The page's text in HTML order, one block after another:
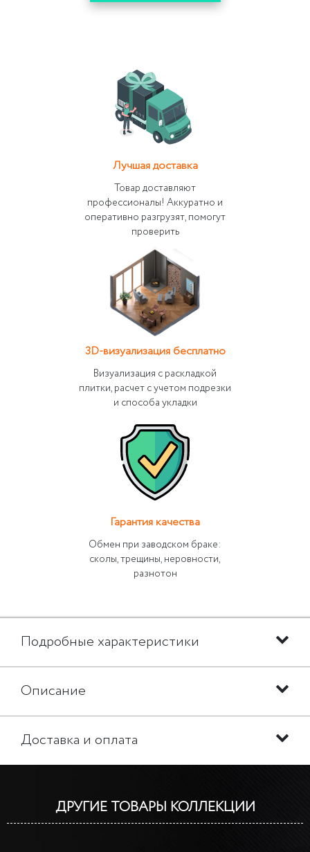
Лучшая доставка
Товар доставляют
профессионалы! Аккуратно и
оперативно разгрузят, помогут
проверить
3D-визуализация бесплатно
Визуализация с раскладкой
плитки, расчет с учетом подрезки
и способа укладки
Гарантия качества
Обмен при заводском браке:
сколы, трещины, неровности,
разнотон
Подробные характеристики
Описание
Доставка и оплата
ДРУГИЕ ТОВАРЫ КОЛЛЕКЦИИ